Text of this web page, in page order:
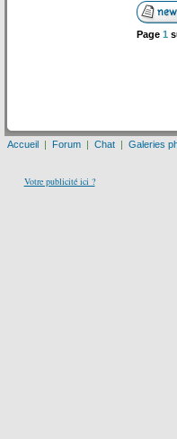
Page 1
Accueil | Forum | Chat | Galeries
Votre publicité ici ?